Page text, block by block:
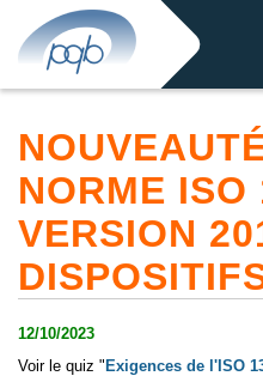
NORME ISO
VERSION
12/10/2023
Voir le quiz "Exigences de l'ISO